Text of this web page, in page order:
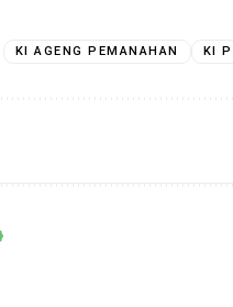
KI AGENG PEMANAHAN KI